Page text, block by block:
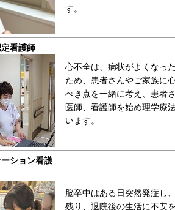
す。
看護師
心不全は、病状がよくなっ
ため、患者さんやご家族に
べき点を一緒に考え、患者
医師、看護師を始め理学療
います。
ション看護
脳卒中はある日突然発症し
残り、退院後の生活に不安